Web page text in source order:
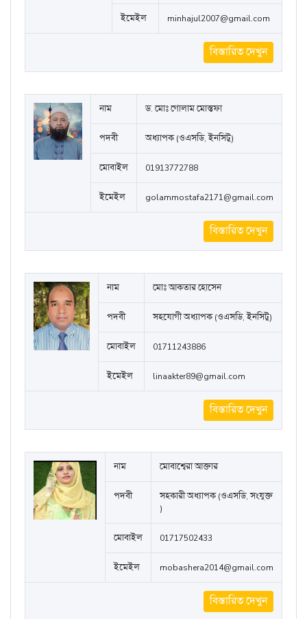
ইমেইল minhajul2007@gmail.com
বিস্তারিত দেখুন
নাম ড. মোঃ গোলাম মোস্তফা
পদবী অধ্যাপক (ওএসডি, ইনসিটু)
মোবাইল 01913772788
ইমেইল golammostafa2171@gmail.com
বিস্তারিত দেখুন
নাম মোঃ আকতার হোসেন
পদবী সহযোগী অধ্যাপক (ওএসডি, ইনসিটু)
মোবাইল 01711243886
ইমেইল linaakter89@gmail.com
বিস্তারিত দেখুন
নাম মোবাশ্বেরা আক্তার
পদবী
সহকারী অধ্যাপক (ওএসডি, সংযুক্ত
)
মোবাইল 01717502433
ইমেইল mobashera2014@gmail.com
বিস্তারিত দেখুন